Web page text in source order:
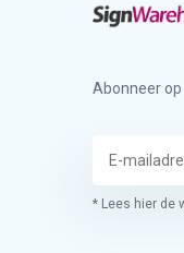
Abonneer
* Lees hier de